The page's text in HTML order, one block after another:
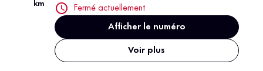
km
Fermé actuellement
Afficher le numéro
Voir plus